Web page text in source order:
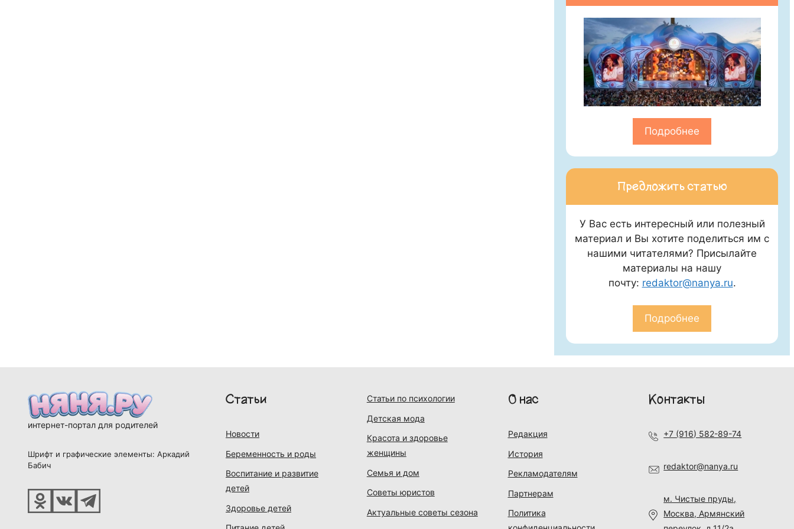
Подробнее
Предложить статью
У Вас есть интересный или полезный
материал и Вы хотите поделиться им с
нашими читателями? Присылайте
материалы на нашу
почту: redaktor@nanya.ru.
Подробнее
интернет-портал для родителей
Шрифт и графические элементы: Аркадий
Бабич
Статьи
Новости
Беременность и роды
Воспитание и развитие
детей
Здоровье детей
Статьи по психологии
Детская мода
Красота и здоровье
женщины
Семья и дом
Советы юристов
Актуальные советы сезона
О нас
Редакция
История
Рекламодателям
Партнерам
Политика
Контакты
+7 (916) 582-89-74
redaktor@nanya.ru
м. Чистые пруды,
Москва, Армянский